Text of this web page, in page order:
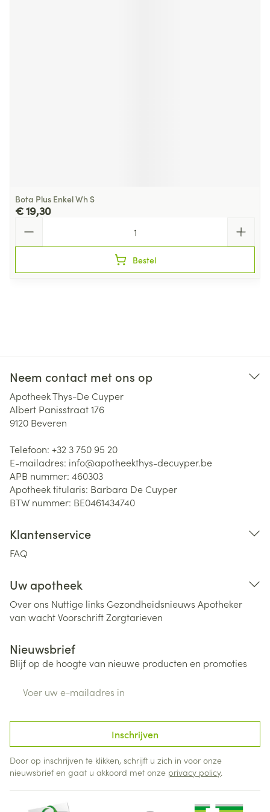
Bota Plus Enkel Wh S
€ 19,30
Bestel
Neem contact met ons op
Apotheek Thys-De Cuyper
Albert Panisstraat 176
9120 Beveren
Telefoon: +32 3 750 95 20
E-mailadres: info@apotheekthys-decuyper.be
APB nummer: 460303
Apotheek titularis: Barbara De Cuyper
BTW nummer: BE0461434740
Klantenservice
FAQ
Uw apotheek
Over ons Nuttige links Gezondheidsnieuws Apotheker
van wachtVoorschriftZorgtarieven
Nieuwsbrief
Blijf op de hoogte van nieuwe producten en promoties
Inschrijven
Door op inschrijven te klikken, schrijft u zich in voor onze
nieuwsbrief en gaat u akkoord met onze privacy policy.